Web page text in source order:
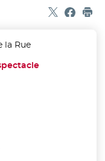
Partager
- Nouvelle
-
la Rue
- Nouvelle